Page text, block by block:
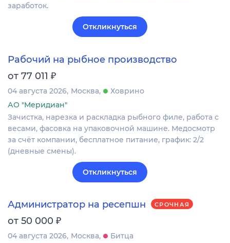
заработок.
Откликнуться
Рабочий на рыбное производство
от 77 011 ₽
04 августа 2026 Москва
Ховрино
АО "Меридиан"
Зачистка, нарезка и раскладка рыбного филе, работа с
весами, фасовка на упаковочной машине. Медосмотр
за счёт компании, бесплатное питание, график: 2/2
(дневные смены).
Откликнуться
Администратор на ресепшн СРОЧНАЯ
от 50 000 ₽
04 августа 2026 Москва
Битца